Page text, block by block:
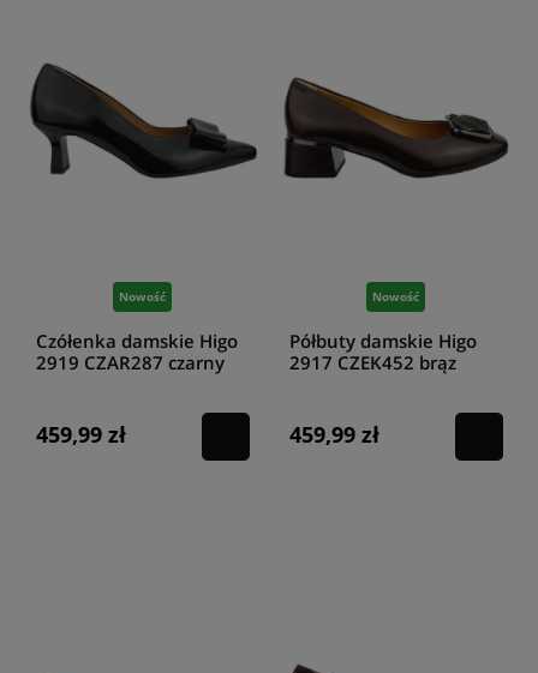
Nowość
Czółenka damskie Higo
2919 CZAR287 czarny
459,99 zł
Nowość
Półbuty damskie Higo
2917 CZEK452 brąz
459,99 zł